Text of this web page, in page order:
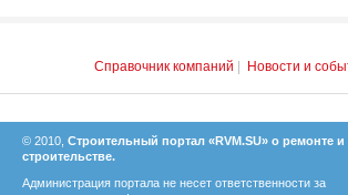
Справочник компаний Новости и
© 2010, Строительный портал «RVM.SU» о ремонте и
строительстве.
Администрация портала не несет ответственности за